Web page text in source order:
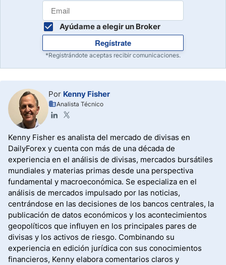
Ayúdame a elegir un Broker
Regístrate
*Registrándote aceptas recibir comunicaciones.
Por Kenny Fisher
Analista Técnico
Kenny Fisher es analista del mercado de divisas en
DailyForex y cuenta con más de una década de
experiencia en el análisis de divisas, mercados bursátiles
mundiales y materias primas desde una perspectiva
fundamental y macroeconómica. Se especializa en el
análisis de mercados impulsado por las noticias,
centrándose en las decisiones de los bancos centrales, la
publicación de datos económicos y los acontecimientos
geopolíticos que influyen en los principales pares de
divisas y los activos de riesgo. Combinando su
experiencia en edición jurídica con sus conocimientos
financieros, Kenny elabora comentarios claros y